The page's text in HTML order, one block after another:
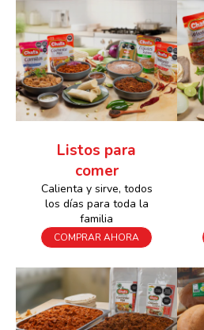
Listos para
comer
Calienta y sirve, todos
los días para toda la
familia
COMPRAR AHORA